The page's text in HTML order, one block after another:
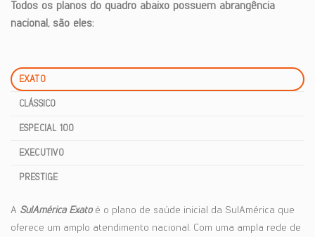
Todos os planos do quadro abaixo possuem abrangência
nacional, são eles:
EXATO
CLÁSSICO
ESPECIAL 100
EXECUTIVO
PRESTIGE
A SulAmérica Exatoé o plano de saúde inicial da SulAmérica que
oferece um amplo atendimento nacional. Com uma ampla rede de